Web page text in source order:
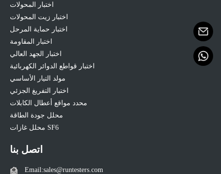
اختبار المحولات
اختبار زيت المحولات
اختبار حماية المرحل
اختبار المقاومة
اختبار الجهد العالي
اختبار قواطع الدوائر الكهربائية
مولد التيار الأساسي
اختبار التفريغ الجزئي
محدد مواقع أعطال الكابلات
محلل جودة الطاقة
محلل غازات SF6
اتصل بنا
Email:sales@runtesters.com